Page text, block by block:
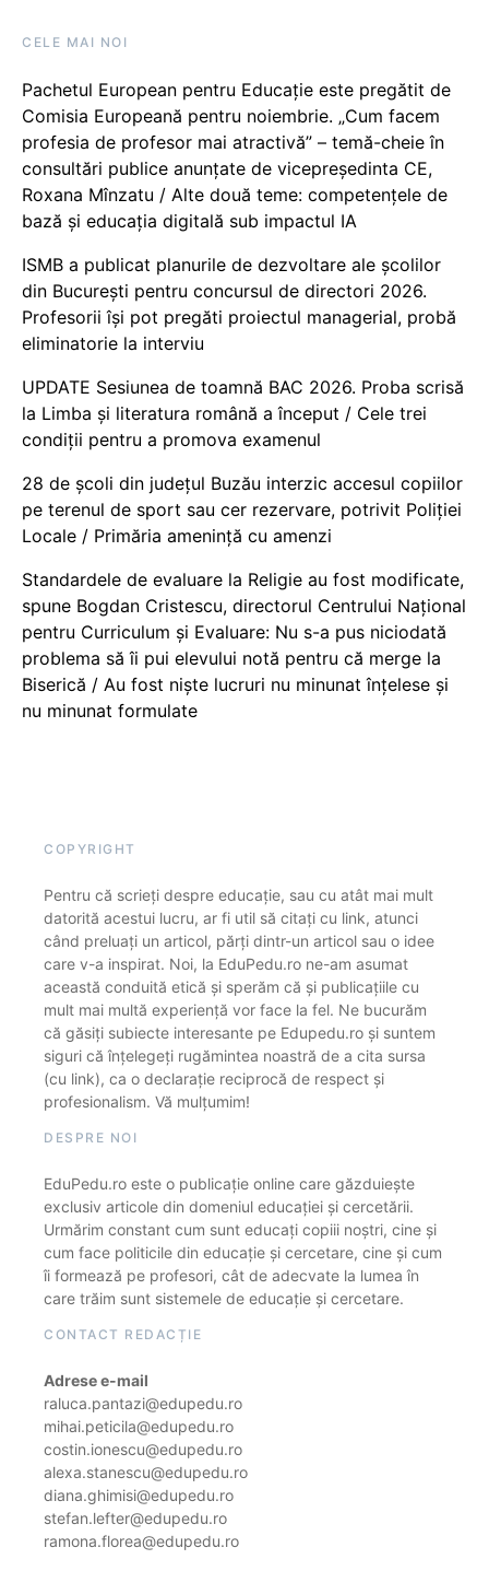
CELE MAI NOI
Pachetul European pentru Educație este pregătit de
Comisia Europeană pentru noiembrie. „Cum facem
profesia de profesor mai atractivă” – temă-cheie în
consultări publice anunțate de vicepreședinta CE,
Roxana Mînzatu / Alte două teme: competențele de
bază și educația digitală sub impactul IA
ISMB a publicat planurile de dezvoltare ale școlilor
din București pentru concursul de directori 2026.
Profesorii își pot pregăti proiectul managerial, probă
eliminatorie la interviu
UPDATE Sesiunea de toamnă BAC 2026. Proba scrisă
la Limba și literatura română a început / Cele trei
condiții pentru a promova examenul
28 de școli din județul Buzău interzic accesul copiilor
pe terenul de sport sau cer rezervare, potrivit Poliției
Locale / Primăria amenință cu amenzi
Standardele de evaluare la Religie au fost modificate,
spune Bogdan Cristescu, directorul Centrului Național
pentru Curriculum și Evaluare: Nu s-a pus niciodată
problema să îi pui elevului notă pentru că merge la
Biserică / Au fost niște lucruri nu minunat înțelese și
nu minunat formulate
COPYRIGHT
Pentru că scrieți despre educație, sau cu atât mai mult
datorită acestui lucru, ar fi util să citați cu link, atunci
când preluați un articol, părți dintr-un articol sau o idee
care v-a inspirat. Noi, la EduPedu.ro ne-am asumat
această conduită etică și sperăm că și publicațiile cu
mult mai multă experiență vor face la fel. Ne bucurăm
că găsiți subiecte interesante pe Edupedu.ro și suntem
siguri că înțelegeți rugămintea noastră de a cita sursa
(cu link), ca o declarație reciprocă de respect și
profesionalism. Vă mulțumim!
DESPRE NOI
EduPedu.ro este o publicație online care găzduiește
exclusiv articole din domeniul educației și cercetării.
Urmărim constant cum sunt educați copiii noștri, cine și
cum face politicile din educație și cercetare, cine și cum
îi formează pe profesori, cât de adecvate la lumea în
care trăim sunt sistemele de educație și cercetare.
CONTACT REDACȚIE
Adrese e-mail
raluca.pantazi@edupedu.ro
mihai.peticila@edupedu.ro
costin.ionescu@edupedu.ro
alexa.stanescu@edupedu.ro
diana.ghimisi@edupedu.ro
stefan.lefter@edupedu.ro
ramona.florea@edupedu.ro